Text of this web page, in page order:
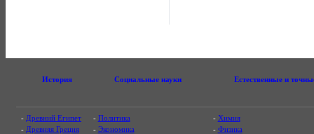
История Социальные науки Естественные и
- Древний Египет
- Древняя Греция
- Политика
- Экономика
- Химия
- Физика